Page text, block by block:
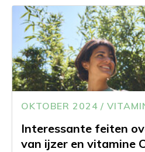
OKTOBER 2024 /
Interessante feiten
van ijzer en vitamine